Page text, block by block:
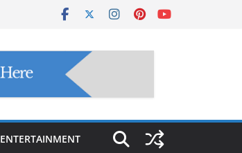
ENTERTAINMENT